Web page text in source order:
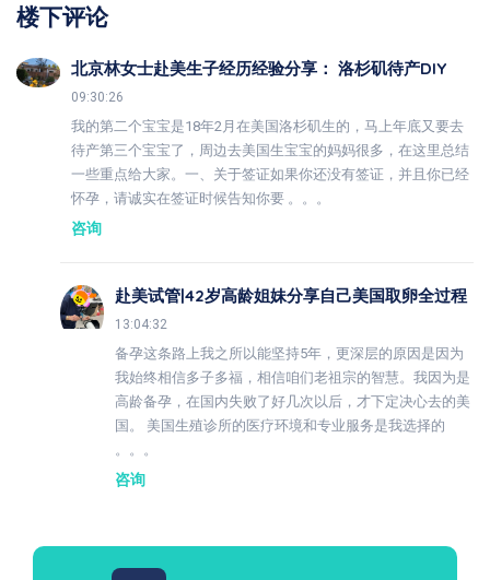
楼下评论
北京林女士赴美生子经历经验分享： 洛杉矶待产DIY
09:30:26
我的第二个宝宝是18年2月在美国洛杉矶生的，马上年底又要去
待产第三个宝宝了，周边去美国生宝宝的妈妈很多，在这里总结
一些重点给大家。一、关于签证如果你还没有签证，并且你已经
怀孕，请诚实在签证时候告知你要 。。。
咨询
赴美试管|42岁高龄姐妹分享自己美国取卵全过程
13:04:32
备孕这条路上我之所以能坚持5年，更深层的原因是因为
我始终相信多子多福，相信咱们老祖宗的智慧。我因为是
高龄备孕，在国内失败了好几次以后，才下定决心去的美
国。 美国生殖诊所的医疗环境和专业服务是我选择的
。。。
咨询